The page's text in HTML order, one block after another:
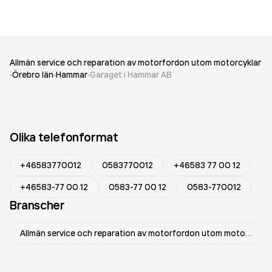
Allmän service och reparation av motorfordon utom motorcyklar
Örebro län Hammar Garaget i Hammar AB
Olika telefonformat
+46583770012 0583770012
+46583 77 00 12
+46583-77 00 12
0583-77 00 12 0583-770012
Branscher
Allmän service och reparation av motorfordon utom motorcyklar